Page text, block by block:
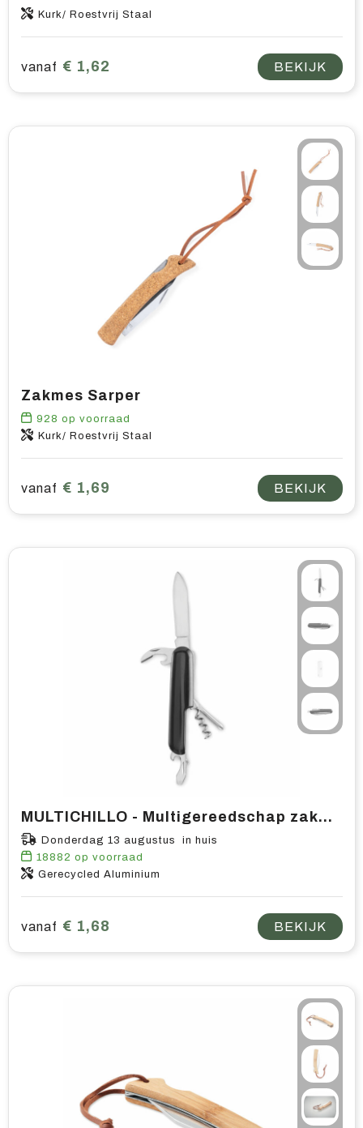
Kurk/ Roestvrij Staal
vanaf € 1,62 BEKIJK
Zakmes Sarper
928 op voorraad
Kurk/ Roestvrij Staal
vanaf € 1,69 BEKIJK
MULTICHILLO - Multigereedschap zakmes
Donderdag 13 augustus in huis
18882 op voorraad
Gerecycled Aluminium
vanaf € 1,68 BEKIJK